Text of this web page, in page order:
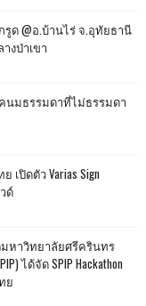
รูด @อ.บ้านไร่ จ.อุทัยธานี
งป่าเขา
นมธรรมดาที่ไม่ธรรมดา
เปิดตัว Varias Sign
ด์
หาวิทยาลัยศรีครินทร
ได้จัด SPIP Hackathon
ย